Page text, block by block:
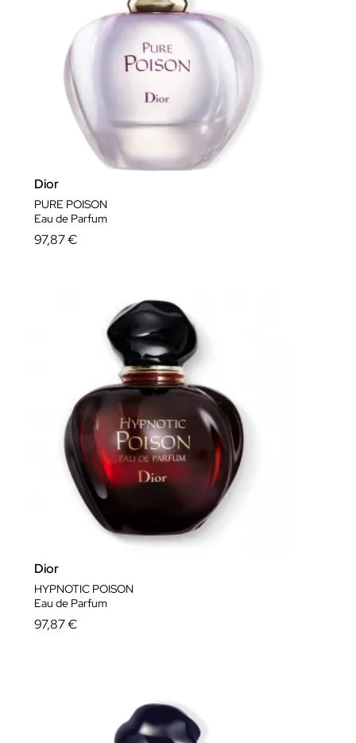
Dior
PURE POISON
Eau de Parfum
97,87 €
Dior
HYPNOTIC POISON
Eau de Parfum
97,87 €